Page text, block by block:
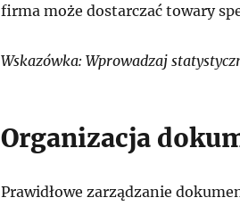
firma może dostarczać towary
Wskazówka: Wprowadzaj
Organizacja
Prawidłowe zarządzanie